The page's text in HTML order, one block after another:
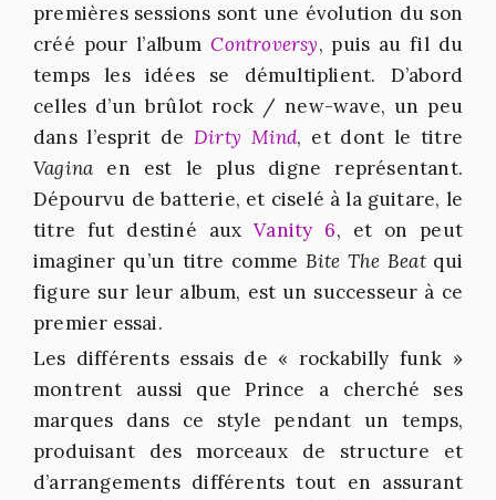
premières sessions sont une évolution du son
créé pour l’albumControversy, puis au fil du
temps les idées se démultiplient. D’abord
celles d’un brûlot rock / new-wave, un peu
dans l’esprit de Dirty Mind, et dont le titre
Vagina en est le plus digne représentant.
Dépourvu de batterie, et ciselé à la guitare, le
titre fut destiné auxVanity 6, et on peut
imaginer qu’un titre comme Bite The Beatqui
figure sur leur album, est un successeur à ce
premier essai.
Les différents essais de « rockabilly funk »
montrent aussi que Prince a cherché ses
marques dans ce style pendant un temps,
produisant des morceaux de structure et
d’arrangements différents tout en assurant